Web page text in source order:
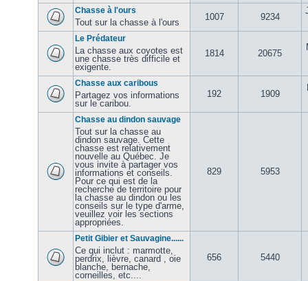
Chasse à l'ours
Tout sur la chasse à l'ours
1007 9234
Le Prédateur
La chasse aux coyotes est
une chasse très difficile et
exigente.
1814 20675
Chasse aux caribous
Partagez vos informations
sur le caribou.
192 1909
Chasse au dindon sauvage
Tout sur la chasse au
dindon sauvage. Cette
chasse est relativement
nouvelle au Québec. Je
vous invite à partager vos
informations et conseils.
Pour ce qui est de la
recherche de territoire pour
la chasse au dindon ou les
conseils sur le type d'arme,
veuillez voir les sections
appropriées.
829 5953
Petit Gibier et Sauvagine......
Ce qui inclut : marmotte,
perdrix, lièvre, canard , oie
blanche, bernache,
corneilles, etc....
656 5440